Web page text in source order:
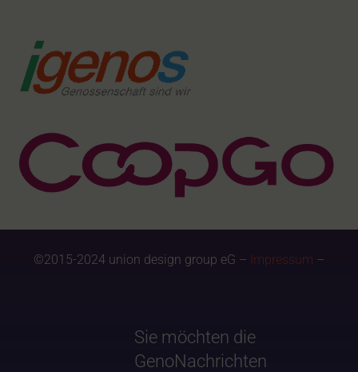
©2015-2024 union design group eG – Impressum –
Sie möchten die
GenoNachrichten